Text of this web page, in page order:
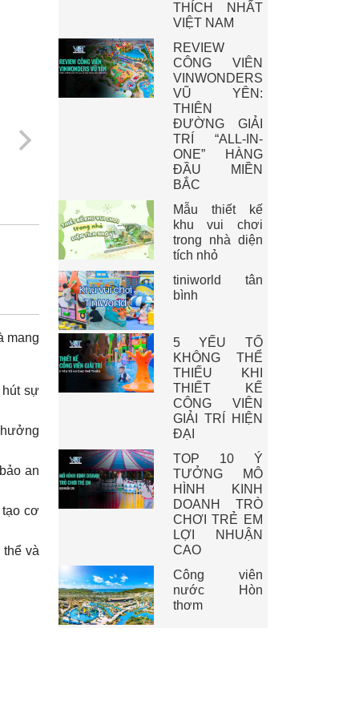
mang
hút sự
an
cơ
và
THÍCH NHẤT
VIỆT NAM
REVIEW
CÔNG VIÊN
VINWONDERS
VŨ YÊN:
THIÊN
ĐƯỜNG GIẢI
TRÍ “ALL-IN-
ONE” HÀNG
ĐẦU MIỀN
BẮC
Mẫu thiết kế
khu vui chơi
trong nhà diện
tích nhỏ
tiniworld tân
bình
5 YẾU TỐ
KHÔNG THỂ
THIẾU KHI
THIẾT KẾ
CÔNG VIÊN
GIẢI TRÍ HIỆN
ĐẠI
TOP 10 Ý
TƯỞNG MÔ
HÌNH KINH
DOANH TRÒ
CHƠI TRẺ EM
LỢI NHUẬN
CAO
Công viên
nước Hòn
thơm